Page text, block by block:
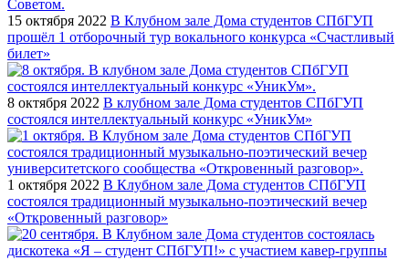
15 октября 2022 В Клубном зале Дома студентов СПбГУП
прошёл 1 отборочный тур вокального конкурса «Счастливый
билет»
8 октября 2022 В клубном зале Дома студентов СПбГУП
состоялся интеллектуальный конкурс «УникУм»
1 октября 2022 В Клубном зале Дома студентов СПбГУП
состоялся традиционный музыкально-поэтический вечер
«Откровенный разговор»